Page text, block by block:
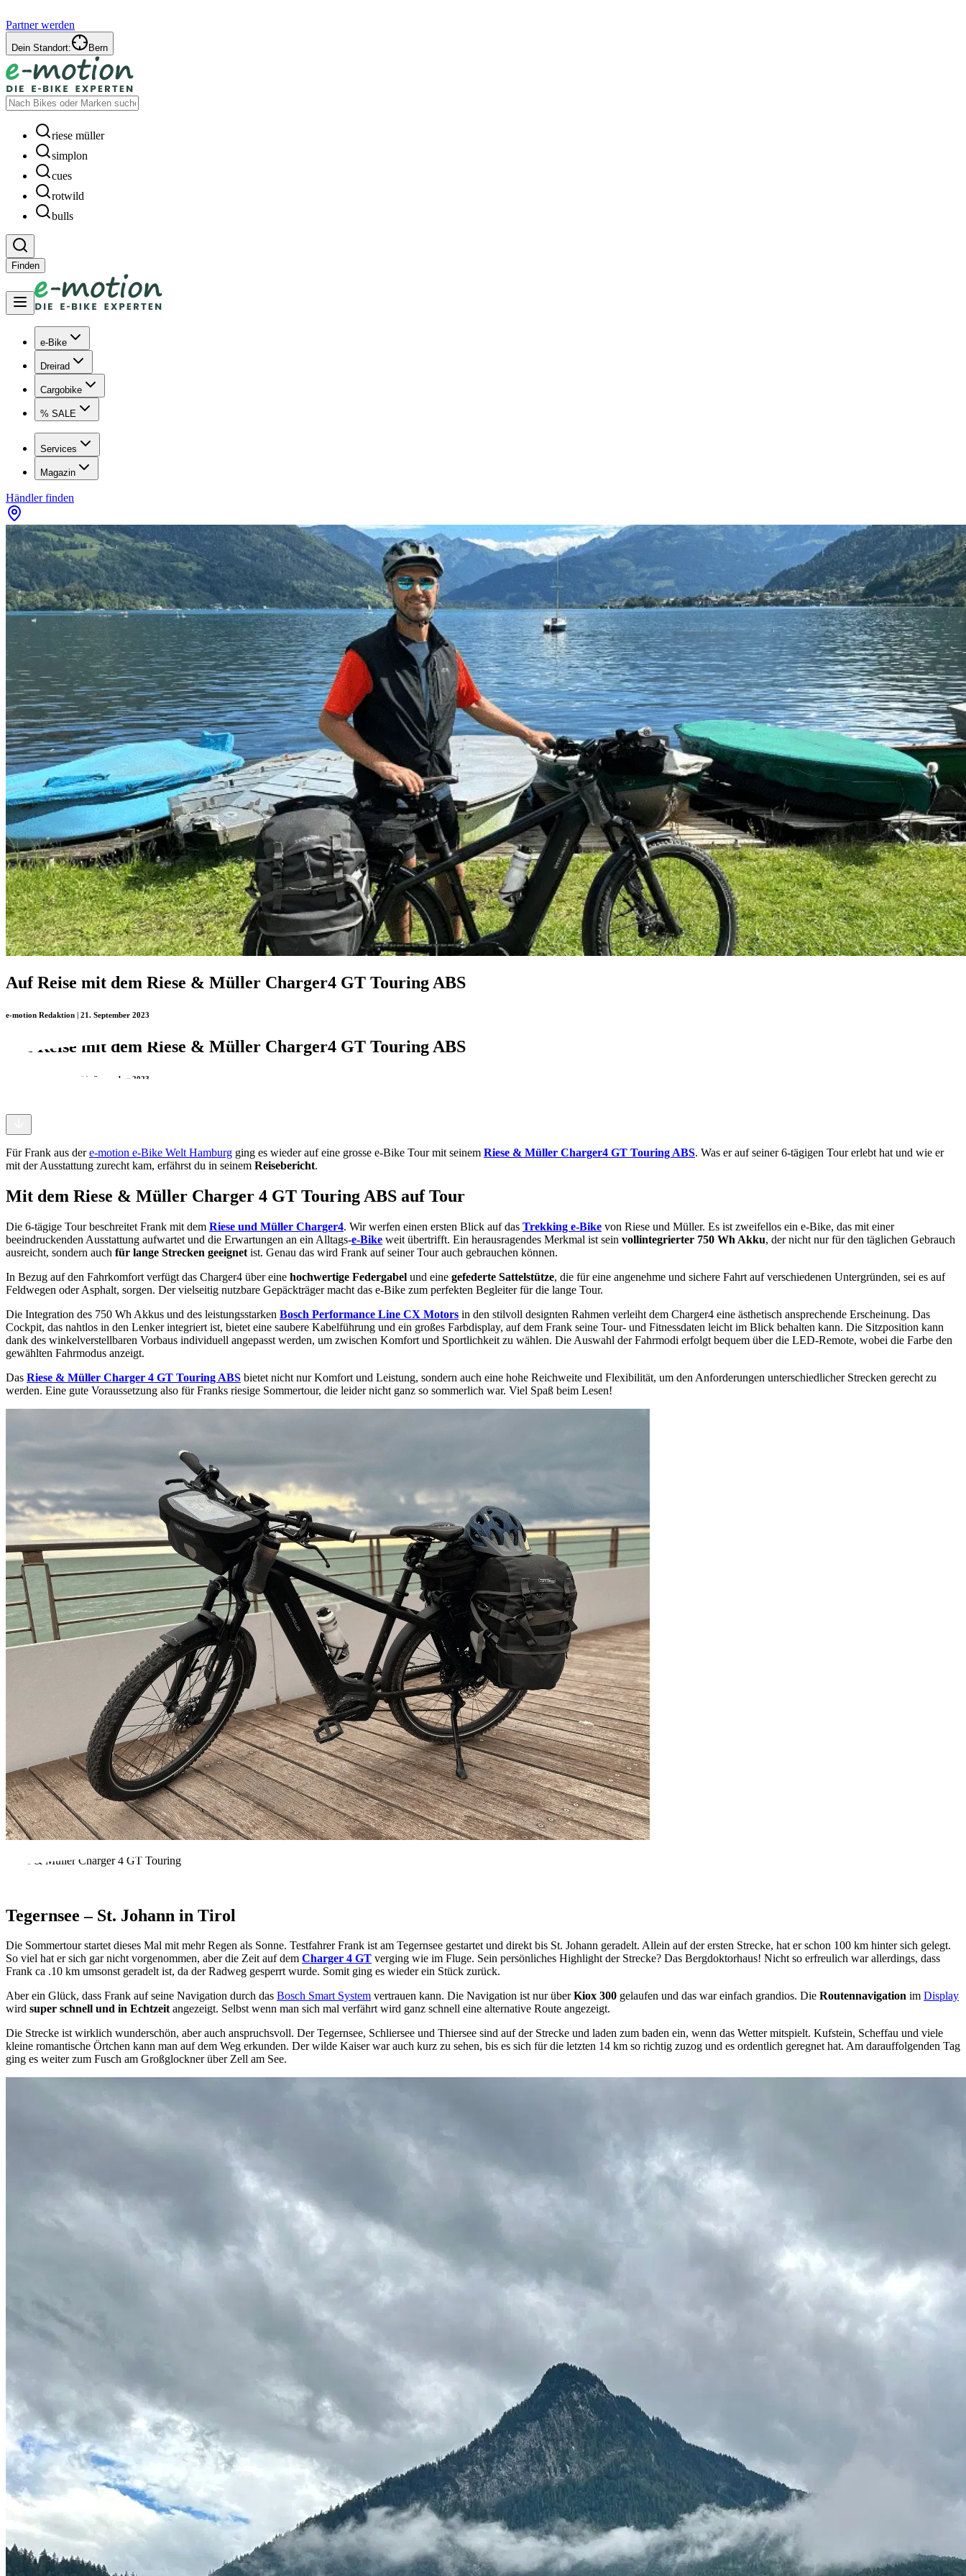
Partner werden
Dein Standort: Bern
riese müller
simplon
cues
rotwild
bulls
Finden
e-Bike
Dreirad
Cargobike
% SALE
Services
Magazin
Händler finden
Auf Reise mit dem Riese & Müller Charger4 GT Touring ABS
e-motion Redaktion | 21. September 2023
Auf Reise mit dem Riese & Müller Charger4 GT Touring ABS
e-motion Redaktion | 21. September 2023
Für Frank aus dere-motion e-Bike Welt Hamburg ging es wieder auf eine grosse e-Bike Tour mit seinem Riese & Müller Charger4 GT Touring ABS. Was er auf seiner 6-tägigen Tour erlebt hat und wie er
mit der Ausstattung zurecht kam, erfährst du in seinem Reisebericht.
Mit dem Riese & Müller Charger 4 GT Touring ABS auf Tour
Die 6-tägige Tour beschreitet Frank mit dem Riese und Müller Charger4. Wir werfen einen ersten Blick auf das Trekking e-Bike von Riese und Müller. Es ist zweifellos ein e-Bike, das mit einer
beeindruckenden Ausstattung aufwartet und die Erwartungen an ein Alltags-e-Bike weit übertrifft. Ein herausragendes Merkmal ist sein vollintegrierter 750 Wh Akku, der nicht nur für den täglichen Gebrauch
ausreicht, sondern auch für lange Strecken geeignet ist. Genau das wird Frank auf seiner Tour auch gebrauchen können.
In Bezug auf den Fahrkomfort verfügt das Charger4 über eine hochwertige Federgabel und eine gefederte Sattelstütze, die für eine angenehme und sichere Fahrt auf verschiedenen Untergründen, sei es auf
Feldwegen oder Asphalt, sorgen. Der vielseitig nutzbare Gepäckträger macht das e-Bike zum perfekten Begleiter für die lange Tour.
Die Integration des 750 Wh Akkus und des leistungsstarken Bosch Performance Line CX Motors in den stilvoll designten Rahmen verleiht dem Charger4 eine ästhetisch ansprechende Erscheinung. Das
Cockpit, das nahtlos in den Lenker integriert ist, bietet eine saubere Kabelführung und ein großes Farbdisplay, auf dem Frank seine Tour- und Fitnessdaten leicht im Blick behalten kann. Die Sitzposition kann
dank des winkelverstellbaren Vorbaus individuell angepasst werden, um zwischen Komfort und Sportlichkeit zu wählen. Die Auswahl der Fahrmodi erfolgt bequem über die LED-Remote, wobei die Farbe den
gewählten Fahrmodus anzeigt.
Das Riese & Müller Charger 4 GT Touring ABS bietet nicht nur Komfort und Leistung, sondern auch eine hohe Reichweite und Flexibilität, um den Anforderungen unterschiedlicher Strecken gerecht zu
werden. Eine gute Voraussetzung also für Franks riesige Sommertour, die leider nicht ganz so sommerlich war. Viel Spaß beim Lesen!
Riese & Müller Charger 4 GT Touring
Tegernsee – St. Johann in Tirol
Die Sommertour startet dieses Mal mit mehr Regen als Sonne. Testfahrer Frank ist am Tegernsee gestartet und direkt bis St. Johann geradelt. Allein auf der ersten Strecke, hat er schon 100 km hinter sich gelegt.
So viel hat er sich gar nicht vorgenommen, aber die Zeit auf dem Charger 4 GT verging wie im Fluge. Sein persönliches Highlight der Strecke? Das Bergdoktorhaus! Nicht so erfreulich war allerdings, dass
Frank ca .10 km umsonst geradelt ist, da der Radweg gesperrt wurde. Somit ging es wieder ein Stück zurück.
Aber ein Glück, dass Frank auf seine Navigation durch das Bosch Smart System vertrauen kann. Die Navigation ist nur überKiox 300 gelaufen und das war einfach grandios. Die Routennavigation im Display
wird super schnell und in Echtzeitangezeigt. Selbst wenn man sich mal verfährt wird ganz schnell eine alternative Route angezeigt.
Die Strecke ist wirklich wunderschön, aber auch anspruchsvoll. Der Tegernsee, Schliersee und Thiersee sind auf der Strecke und laden zum baden ein, wenn das Wetter mitspielt. Kufstein, Scheffau und viele
kleine romantische Örtchen kann man auf dem Weg erkunden. Der wilde Kaiser war auch kurz zu sehen, bis es sich für die letzten 14 km so richtig zuzog und es ordentlich geregnet hat. Am darauffolgenden Tag
ging es weiter zum Fusch am Großglockner über Zell am See.